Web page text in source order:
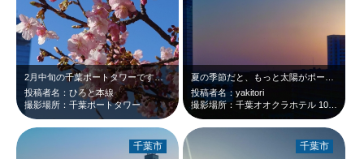
2月中旬の千葉ポートタワーです。野外ステージ脇の河津桜が開花していました。まだ…
投稿者名：ひろと本線
撮影場所：千葉ポートタワー
投稿者名：yakitori
撮影場所：千葉オオクラホテル 10Fエレベータホール
千葉市 千葉市